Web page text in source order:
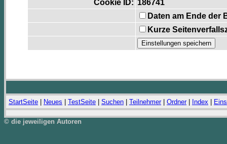
Cookie ID: 186741
Daten am Ende der
Kurze
StartSeite Neues TestSeite Suchen Teilnehmer| Ordner| Index
© die jeweiligen Autoren